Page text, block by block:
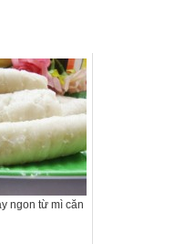
ngon từ mì căn